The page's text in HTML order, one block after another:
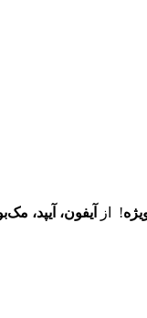
! از آیفون، آیپد،